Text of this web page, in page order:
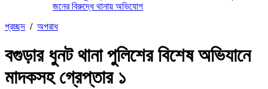
জনের বিরুদ্ধে থানায় অভিযোগ
প্রচ্ছদ / অপরাধ
বগুড়ার ধুনট থানা পুলিশের বিশেষ অভিযানে
মাদকসহ গ্রেপ্তার ১